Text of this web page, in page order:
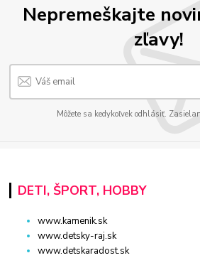
Nepremeškajte
zľavy!
Môžete sa kedykoľvek odhlásiť.
DETI, ŠPORT, HOBBY
www.kamenik.sk
www.detsky-raj.sk
www.detskaradost.sk